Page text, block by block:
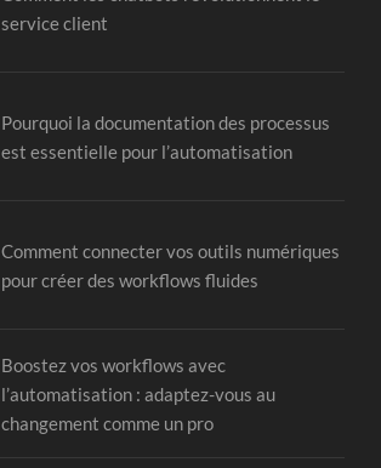
service client
Pourquoi la documentation des processus
est essentielle pour l’automatisation
Comment connecter vos outils numériques
pour créer des workflows fluides
Boostez vos workflows avec
l’automatisation : adaptez-vous au
changement comme un pro